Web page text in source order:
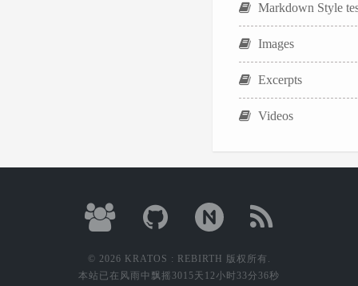
Markdown Style
Images
Excerpts
Videos
© 2026 KRATOS : REBIRTH 版权所有.
本站已在风雨中飘摇3015天12小时33分36秒